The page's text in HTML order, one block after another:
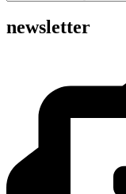
newsletter